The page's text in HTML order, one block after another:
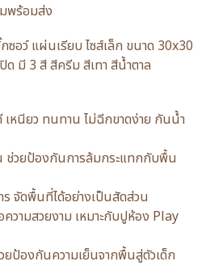
พร้อมส่ง
อว์ แผ่นเรียบ ไซส์เล็ก ขนาด 30x30
มี 3 สี สีครีม สีเทา สีน้ำตาล
หนียว ทนทาน ไม่ฉีกขาดง่าย กันน้ำ
ช่วยป้องกันการล้มกระแทกกับพื้น
จัดพื้นที่ได้อย่างเป็นสัดส่วน
วามสวยงาม เหมาะกับปูห้อง Play
วยป้องกันความเย็นจากพื้นสู่ตัวเด็ก